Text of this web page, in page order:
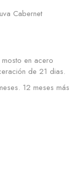
Cabernet
en acero
de 21 dias.
12 meses más